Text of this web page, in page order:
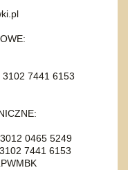
7441 6153
0465 5249
7441 6153